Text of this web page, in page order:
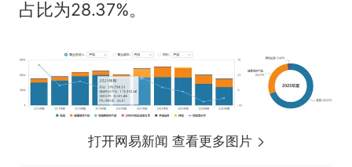
占比为28.37%。
打开网易新闻 查看更多图片